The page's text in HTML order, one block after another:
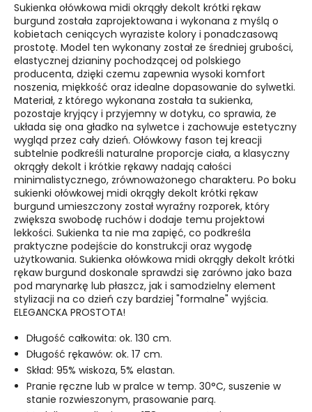
Sukienka ołówkowa midi okrągły dekolt krótki rękaw
burgund została zaprojektowana i wykonana z myślą o
kobietach ceniących wyraziste kolory i ponadczasową
prostotę. Model ten wykonany został ze średniej grubości,
elastycznej dzianiny pochodzącej od polskiego
producenta, dzięki czemu zapewnia wysoki komfort
noszenia, miękkość oraz idealne dopasowanie do sylwetki.
Materiał, z którego wykonana została ta sukienka,
pozostaje kryjący i przyjemny w dotyku, co sprawia, że
układa się ona gładko na sylwetce i zachowuje estetyczny
wygląd przez cały dzień. Ołówkowy fason tej kreacji
subtelnie podkreśli naturalne proporcje ciała, a klasyczny
okrągły dekolt i krótkie rękawy nadają całości
minimalistycznego, zrównoważonego charakteru. Po boku
sukienki ołówkowej midi okrągły dekolt krótki rękaw
burgund umieszczony został wyraźny rozporek, który
zwiększa swobodę ruchów i dodaje temu projektowi
lekkości. Sukienka ta nie ma zapięć, co podkreśla
praktyczne podejście do konstrukcji oraz wygodę
użytkowania. Sukienka ołówkowa midi okrągły dekolt krótki
rękaw burgund doskonale sprawdzi się zarówno jako baza
pod marynarkę lub płaszcz, jak i samodzielny element
stylizacji na co dzień czy bardziej "formalne" wyjścia.
ELEGANCKA PROSTOTA!
Długość całkowita: ok. 130 cm.
Długość rękawów: ok. 17 cm.
Skład: 95% wiskoza, 5% elastan.
Pranie ręczne lub w pralce w temp. 30°C, suszenie w
stanie rozwieszonym, prasowanie parą.